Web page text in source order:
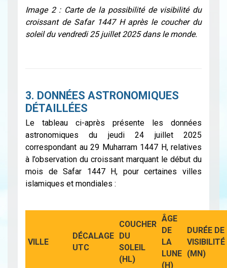
Image 2 : Carte de la possibilité de visibilité du
croissant de Safar 1447 H après le coucher du
soleil du vendredi 25 juillet 2025 dans le monde.
3. DONNÉES ASTRONOMIQUES
DÉTAILLÉES
Le tableau ci-après présente les données
astronomiques du jeudi 24 juillet 2025
correspondant au 29 Muharram 1447 H, relatives
à l’observation du croissant marquant le début du
mois de Safar 1447 H, pour certaines villes
islamiques et mondiales :
VILLE
DÉCALAGE
UTC
COUCHER
DU
SOLEIL
(HL)
ÂGE
DE
LA
LUNE
(H)
DURÉE DE
VISIBILITÉ
(MN)